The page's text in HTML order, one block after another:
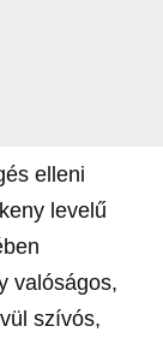
elleni
levelű
valóságos,
szívós,